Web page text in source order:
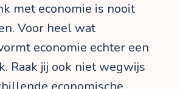
met economie is nooit
Voor heel wat
economie echter een
Raak jij ook niet wegwijs